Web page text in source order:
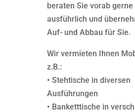
beraten Sie vorab gerne
ausführlich und
Auf- und Abbau für Sie.
Wir vermieten Ihnen
z.B.:
• Stehtische in diversen
Ausführungen
• Banketttische in